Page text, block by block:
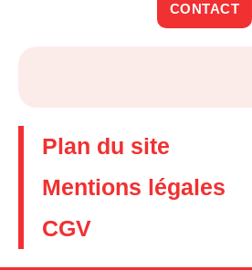
CONTACT
Plan du site
Mentions légales
CGV